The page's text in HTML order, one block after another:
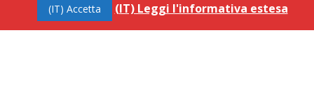
(IT) Accetta (IT) Leggi l'informativa estesa